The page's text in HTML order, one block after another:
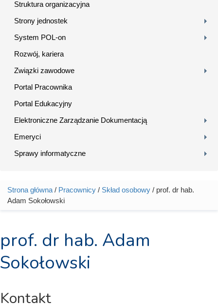
Struktura organizacyjna
Strony jednostek
System POL-on
Rozwój, kariera
Związki zawodowe
Portal Pracownika
Portal Edukacyjny
Elektroniczne Zarządzanie Dokumentacją
Emeryci
Sprawy informatyczne
Jesteś tutaj
Strona główna / Pracownicy / Skład osobowy / prof. dr hab.
Adam Sokołowski
prof. dr hab. Adam
Sokołowski
Kontakt